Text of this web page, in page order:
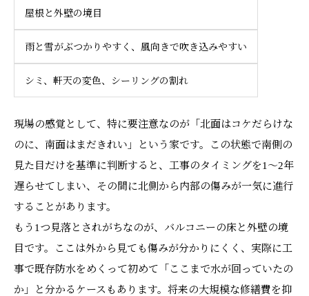
屋根と外壁の境目
雨と雪がぶつかりやすく、風向きで吹き込みやすい
シミ、軒天の変色、シーリングの割れ
現場の感覚として、特に要注意なのが「北面はコケだらけな
のに、南面はまだきれい」という家です。この状態で南側の
見た目だけを基準に判断すると、工事のタイミングを1〜2年
遅らせてしまい、その間に北側から内部の傷みが一気に進行
することがあります。
もう1つ見落とされがちなのが、バルコニーの床と外壁の境
目です。ここは外から見ても傷みが分かりにくく、実際に工
事で既存防水をめくって初めて「ここまで水が回っていたの
か」と分かるケースもあります。将来の大規模な修繕費を抑